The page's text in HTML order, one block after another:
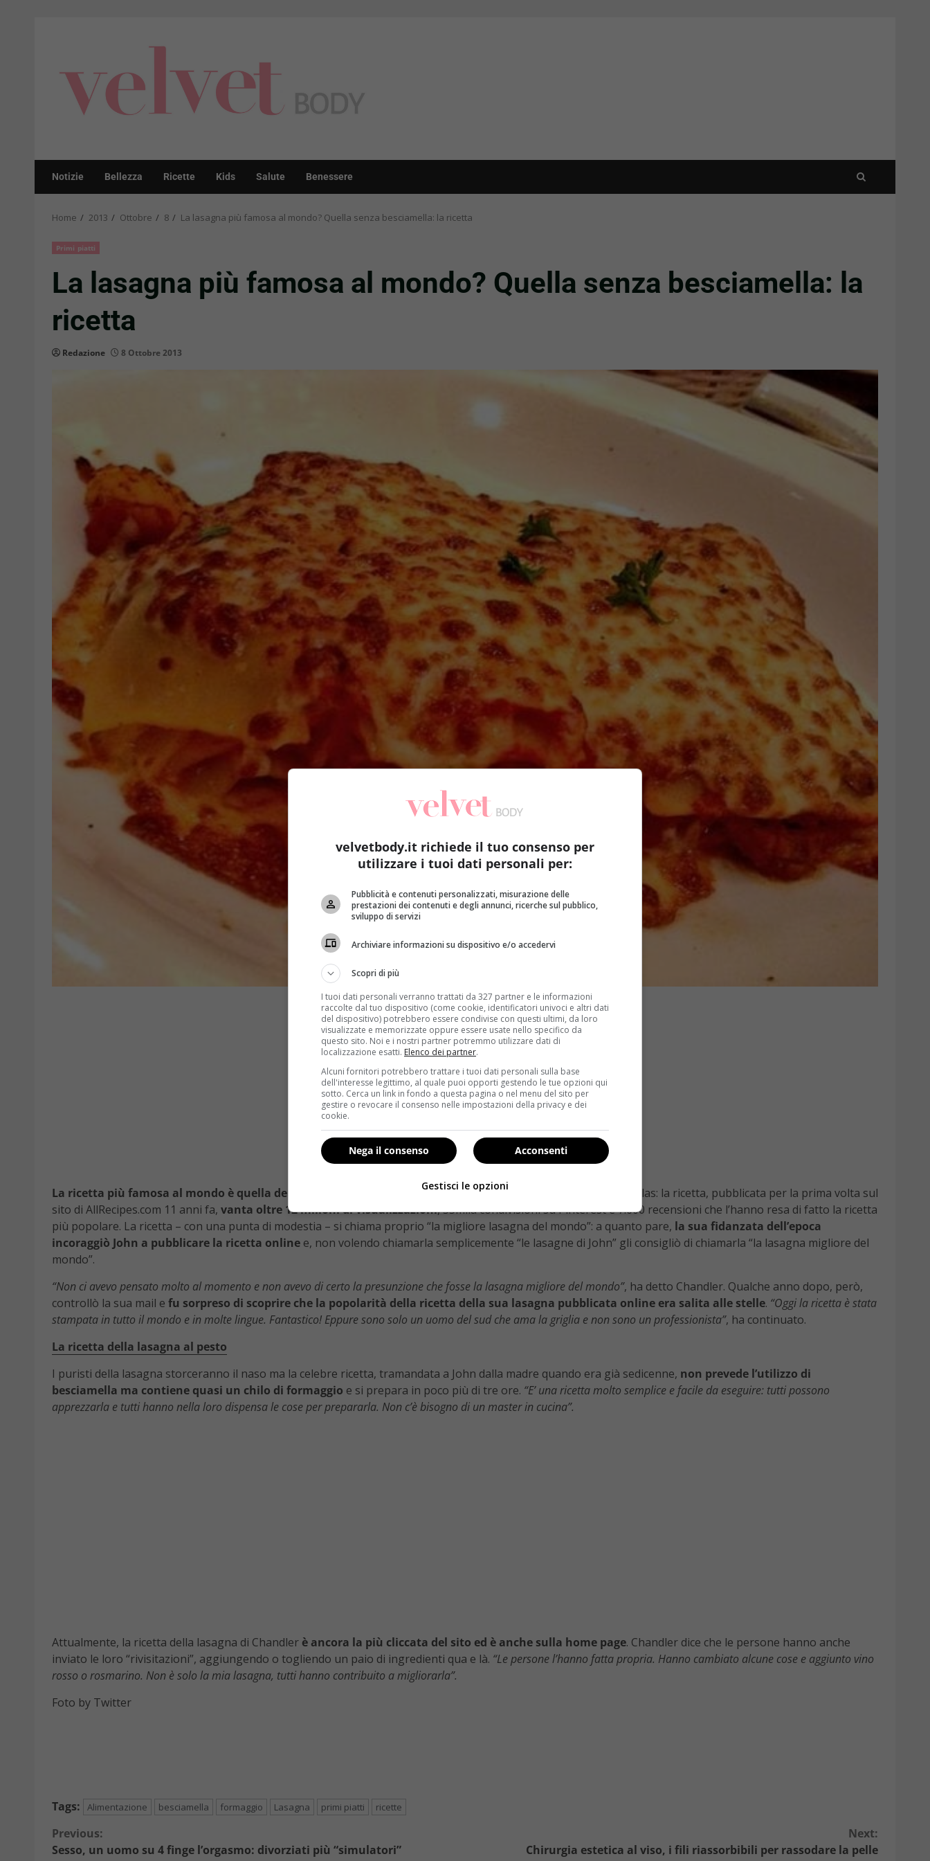
Notizie Bellezza Ricette Kids Salute Benessere
Home 2013 Ottobre 8 La lasagna più famosa al mondo? Quella senza besciamella: la ricetta
Primi piatti
La lasagna più famosa al mondo? Quella senza besciamella: la
ricetta
Redazione 8 Ottobre 2013
La ricetta più famosa al mondo è quella della lasagna “inventata” da John Chandler
, cuoco “dilettante” di Dallas: la ricetta, pubblicata per la prima volta sul
sito di AllRecipes.com 11 anni fa, vanta oltre 12 milioni di visualizzazioni, 33mila condivisioni su Pinterest e 7.600 recensioni che l’hanno resa di fatto la ricetta
più popolare. La ricetta – con una punta di modestia – si chiama proprio “la migliore lasagna del mondo”: a quanto pare, la sua fidanzata dell’epoca
incoraggiò John a pubblicare la ricetta online e, non volendo chiamarla semplicemente “le lasagne di John” gli consigliò di chiamarla “la lasagna migliore del
mondo”.
“Non ci avevo pensato molto al momento e non avevo di certo la presunzione che fosse la lasagna migliore del mondo”, ha detto Chandler. Qualche anno dopo, però,
controllò la sua mail e fu sorpreso di scoprire che la popolarità della ricetta della sua lasagna pubblicata online era salita alle stelle. “Oggi la ricetta è stata
stampata in tutto il mondo e in molte lingue. Fantastico! Eppure sono solo un uomo del sud che ama la griglia e non sono un professionista”, ha continuato.
La ricetta della lasagna al pesto
I puristi della lasagna storceranno il naso ma la celebre ricetta, tramandata a John dalla madre quando era già sedicenne, non prevede l’utilizzo di
besciamella ma contiene quasi un chilo di formaggio e si prepara in poco più di tre ore. “E’ una ricetta molto semplice e facile da eseguire: tutti possono
apprezzarla e tutti hanno nella loro dispensa le cose per prepararla. Non c’è bisogno di un master in cucina”.
Attualmente, la ricetta della lasagna di Chandler è ancora la più cliccata del sito ed è anche sulla home page. Chandler dice che le persone hanno anche
inviato le loro “rivisitazioni”, aggiungendo o togliendo un paio di ingredienti qua e là. “Le persone l’hanno fatta propria. Hanno cambiato alcune cose e aggiunto vino
rosso o rosmarino. Non è solo la mia lasagna, tutti hanno contribuito a migliorarla”.
Foto by Twitter
Tags: Alimentazione besciamella formaggio Lasagna primi piatti ricette
Continue
Previous:
Sesso, un uomo su 4 finge l’orgasmo: divorziati più “simulatori”
Next:
Chirurgia estetica al viso, i fili riassorbibili per rassodare la pelle
velvetbody.it richiede il tuo consenso per
utilizzare i tuoi dati personali per:
Pubblicità e contenuti personalizzati, misurazione delle
prestazioni dei contenuti e degli annunci, ricerche sul pubblico,
sviluppo di servizi
Archiviare informazioni su dispositivo e/o accedervi
Scopri di più
I tuoi dati personali verranno trattati da 327 partner e le informazioni
raccolte dal tuo dispositivo (come cookie, identificatori univoci e altri dati
del dispositivo) potrebbero essere condivise con questi ultimi, da loro
visualizzate e memorizzate oppure essere usate nello specifico da
questo sito. Noi e i nostri partner potremmo utilizzare dati di
localizzazione esatti. Elenco dei partner.
Alcuni fornitori potrebbero trattare i tuoi dati personali sulla base
dell'interesse legittimo, al quale puoi opporti gestendo le tue opzioni qui
sotto. Cerca un link in fondo a questa pagina o nel menu del sito per
gestire o revocare il consenso nelle impostazioni della privacy e dei
cookie.
Acconsenti
Nega il consenso
Gestisci le opzioni